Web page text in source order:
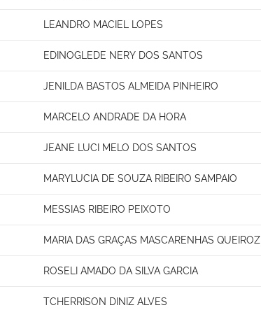
LEANDRO MACIEL LOPES
EDINOGLEDE NERY DOS SANTOS
JENILDA BASTOS ALMEIDA PINHEIRO
MARCELO ANDRADE DA HORA
JEANE LUCI MELO DOS SANTOS
MARYLUCIA DE SOUZA RIBEIRO SAMPAIO
MESSIAS RIBEIRO PEIXOTO
MARIA DAS GRAÇAS MASCARENHAS QUEIROZ
ROSELI AMADO DA SILVA GARCIA
TCHERRISON DINIZ ALVES